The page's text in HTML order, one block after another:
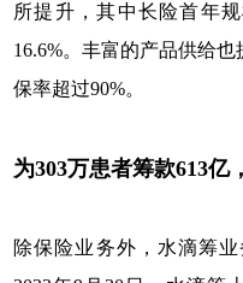
所提升，其中长险首年
16.6%。丰富的产品供给
保率超过90%。
为303万患者筹款613亿
除保险业务外，水滴筹